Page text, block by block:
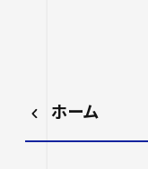
ホーム